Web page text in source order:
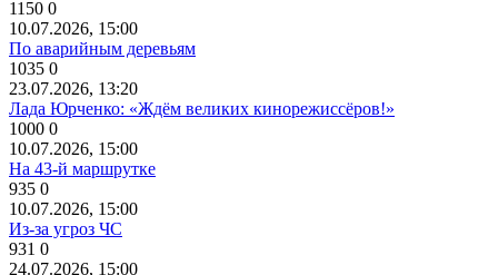
1150 0
10.07.2026, 15:00
По аварийным деревьям
1035 0
23.07.2026, 13:20
Лада Юрченко: «Ждём великих кинорежиссёров!»
1000 0
10.07.2026, 15:00
На 43-й маршрутке
935 0
10.07.2026, 15:00
Из-за угроз ЧС
931 0
24.07.2026, 15:00